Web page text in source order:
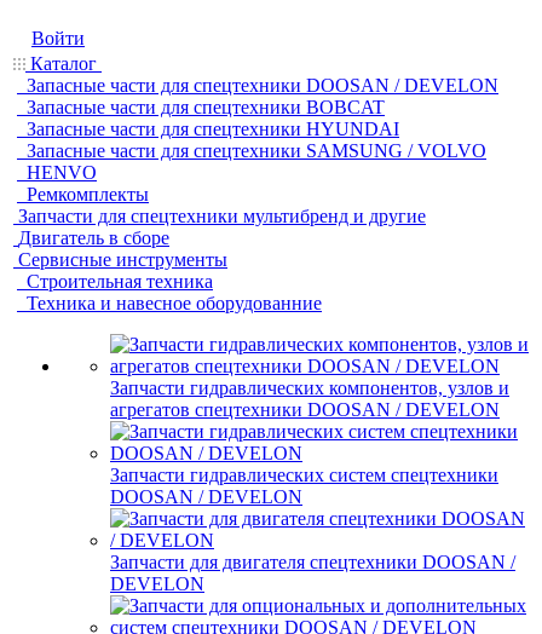
Войти
Каталог
Запасные части для спецтехники DOOSAN / DEVELON
Запасные части для спецтехники BOBCAT
Запасные части для спецтехники HYUNDAI
Запасные части для спецтехники SAMSUNG / VOLVO
HENVO
Ремкомплекты
Запчасти для спецтехники мультибренд и другие
Двигатель в сборе
Сервисные инструменты
Строительная техника
Техника и навесное оборудованние
Запчасти гидравлических компонентов, узлов и
агрегатов спецтехники DOOSAN / DEVELON
Запчасти гидравлических систем спецтехники
DOOSAN / DEVELON
Запчасти для двигателя спецтехники DOOSAN /
DEVELON